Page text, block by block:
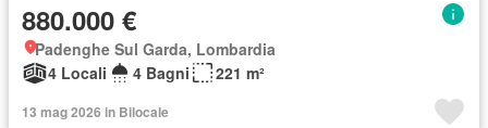
880.000 €
Padenghe Sul Garda, Lombardia
4 Locali
4 Bagni 221 m²
13 mag 2026 in Bilocale